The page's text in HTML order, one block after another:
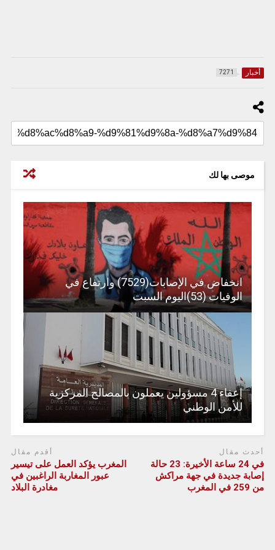
أخبار 7271
موصى بها لك
انخفاض في الإصابات(7529) وارتفاع في
الوفيات (53)اليوم السبت
إعفاء 4 مسؤولين يعملون بالمصالح المركزية
للأمن الوطني
أحدث مقال
في 24 ساعة الأخيرة: 23 حالة
إصابة جديدة في جهة مراكش
من 259 في المغرب
أقدم مقال
المغرب يؤكد العمل على تيسير
عبور المغاربة الراغبين في
مغادرة البلاد